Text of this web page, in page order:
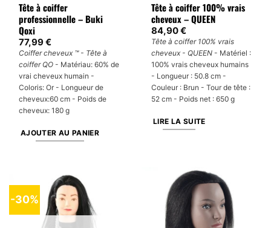
Tête à coiffer
professionnelle – Buki
Qoxi
77,99€
Coiffer cheveux ™ - Tête à
coiffer QO - Matériau: 60% de
vrai cheveux humain -
Coloris: Or - Longueur de
cheveux:60 cm - Poids de
cheveux: 180 g
AJOUTER AU PANIER
Tête à coiffer 100% vrais
cheveux – QUEEN
84,90€
Tête à coiffer 100% vrais
cheveux - QUEEN - Matériel :
100% vrais cheveux humains
- Longueur : 50.8 cm -
Couleur : Brun - Tour de tête :
52 cm - Poids net : 650 g
LIRE LA SUITE
-30%